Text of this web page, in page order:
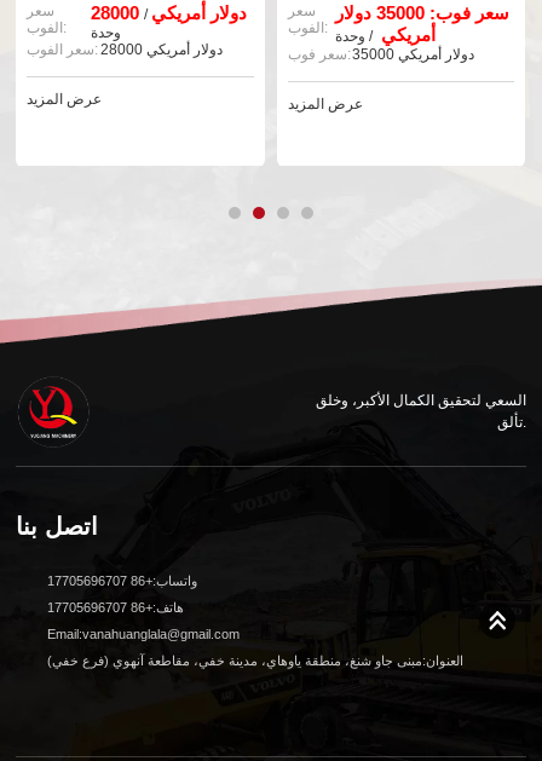
سعر
الفوب:
28000 دولار أمريكي /
وحدة
سعر الفوب:
28000 دولار أمريكي
عرض المزيد
سعر
الفوب:
سعر فوب: 35000 دولار
أمريكي / وحدة
سعر فوب:
عرض المزيد
السعي لتحقيق الكمال الأكبر، وخلق
تألق.
اتصل بنا
واتساب:+86 17705696707
هاتف:+86 17705696707
Email:vanahuanglala@gmail.com
العنوان:مبنى جاو شنغ، منطقة ياوهاي، مدينة خفي، مقاطعة آنهوي (فرع خفي)